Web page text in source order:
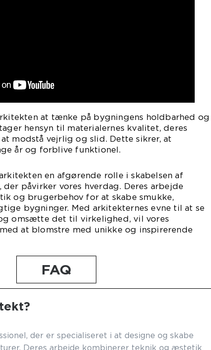
at tænke på bygningens holdbarhed og
hensyn til materialernes kvalitet, deres
modstå vejrlig og slid. Dette sikrer, at
år og forblive funktionel.
en afgørende rolle i skabelsen af
påvirker vores hverdag. Deres arbejde
og brugerbehov for at skabe smukke,
bygninger. Med arkitekternes evne til at se
omsætte det til virkelighed, vil vores
at blomstre med unikke og inspirerende
FAQ
der er specialiseret i at designe og skabe
Deres arbejde kombinerer teknik og æstetik